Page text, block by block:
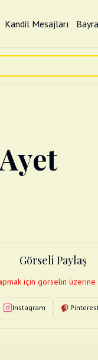
Kandil Mesajları
Görseli Paylaş
için görselin üzerine
Instagram